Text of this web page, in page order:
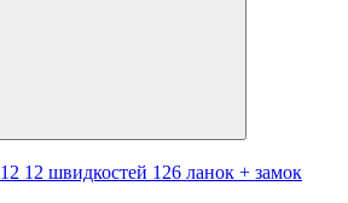
12 швидкостей 126 ланок + замок